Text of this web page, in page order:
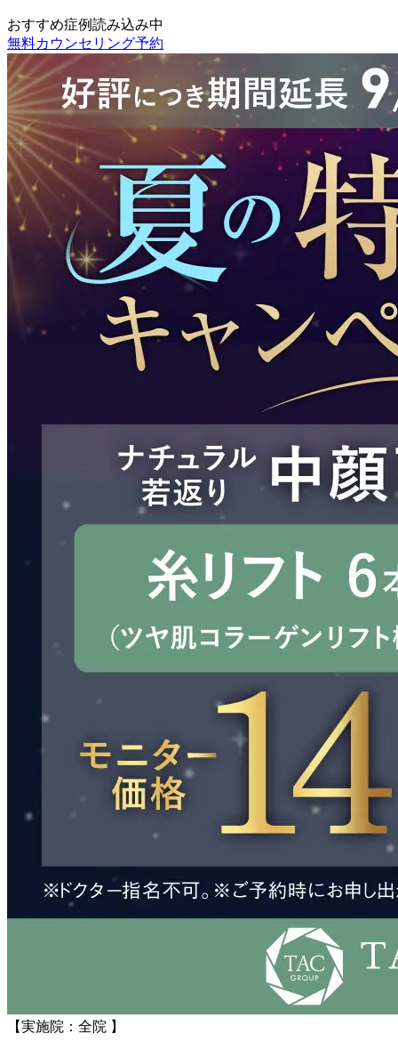
おすすめ症例読み込み中
無料カウンセリング予約
【実施院：全院 】